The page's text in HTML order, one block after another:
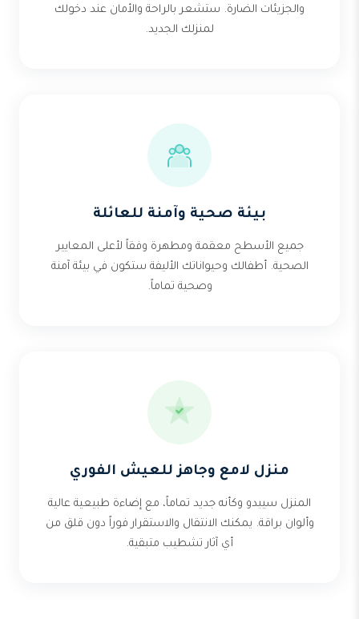
والجزيئات الضارة. ستشعر بالراحة والأمان عند دخولك
لمنزلك الجديد.
بيئة صحية وآمنة للعائلة
جميع الأسطح معقمة ومطهرة وفقاً لأعلى المعايير
الصحية. أطفالك وحيواناتك الأليفة ستكون في بيئة آمنة
وصحية تماماً.
منزل لامع وجاهز للعيش الفوري
المنزل سيبدو وكأنه جديد تماماً، مع إضاءة طبيعية عالية
وألوان براقة. يمكنك الانتقال والاستقرار فوراً دون قلق من
أي آثار تشطيب متبقية.